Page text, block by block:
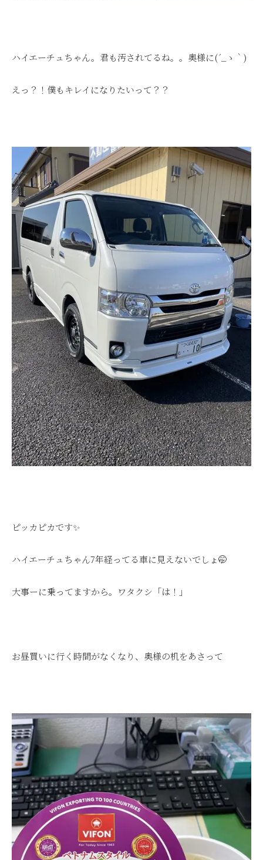
ハイエーチュちゃん。君も汚されてるね。。奥様に(´_ゝ｀)
えっ？！僕もキレイになりたいって？？
ピッカピカです✨
ハイエーチュちゃん7年経ってる車に見えないでしょ🤭
大事ーに乗ってますから。ワタクシ「は！」
お昼買いに行く時間がなくなり、奥様の机をあさって